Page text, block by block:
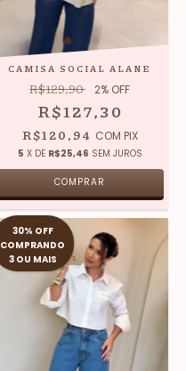
CAMISA SOCIAL ALANE
R$129,90 2% OFF
R$127,30
R$120,94 COM PIX
5 X DE R$25,46 SEM JUROS
COMPRAR
30% OFF
COMPRANDO
3 OU MAIS